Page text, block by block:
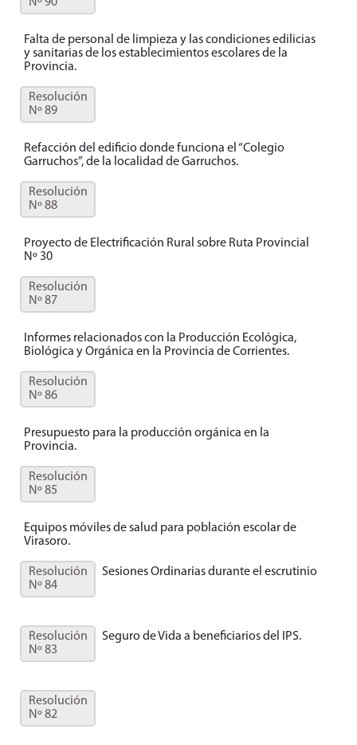
Nº 90
Falta de personal de limpieza y las condiciones edilicias
y sanitarias de los establecimientos escolares de la
Provincia.
Resolución
Nº 89
Refacción del edificio donde funciona el “Colegio
Garruchos”, de la localidad de Garruchos.
Resolución
Nº 88
Proyecto de Electrificación Rural sobre Ruta Provincial
Nº 30
Resolución
Nº 87
Informes relacionados con la Producción Ecológica,
Biológica y Orgánica en la Provincia de Corrientes.
Resolución
Nº 86
Presupuesto para la producción orgánica en la
Provincia.
Resolución
Nº 85
Equipos móviles de salud para población escolar de
Virasoro.
Resolución
Nº 84
Sesiones Ordinarias durante el escrutinio
Resolución
Nº 83
Seguro de Vida a beneficiarios del IPS.
Resolución
Nº 82